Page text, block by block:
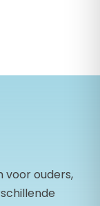
voor ouders,